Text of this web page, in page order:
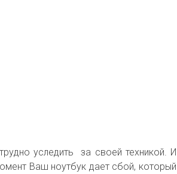
уследить за своей техникой. И
Ваш ноутбук дает сбой, который